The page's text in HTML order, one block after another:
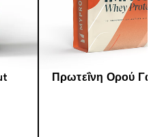
Πρωτεΐνη Ορού